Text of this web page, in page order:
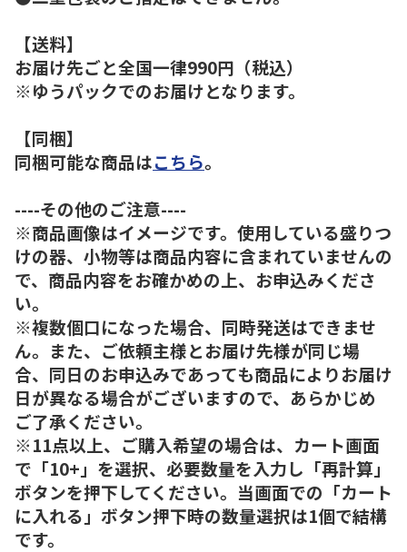
【送料】
お届け先ごと全国一律990円（税込）
※ゆうパックでのお届けとなります。
【同梱】
同梱可能な商品はこちら。
----その他のご注意----
※商品画像はイメージです。使用している盛りつ
けの器、小物等は商品内容に含まれていませんの
で、商品内容をお確かめの上、お申込みくださ
い。
※複数個口になった場合、同時発送はできませ
ん。また、ご依頼主様とお届け先様が同じ場
合、同日のお申込みであっても商品によりお届け
日が異なる場合がございますので、あらかじめ
ご了承ください。
※11点以上、ご購入希望の場合は、カート画面
で「10+」を選択、必要数量を入力し「再計算」
ボタンを押下してください。当画面での「カート
に入れる」ボタン押下時の数量選択は1個で結構
です。